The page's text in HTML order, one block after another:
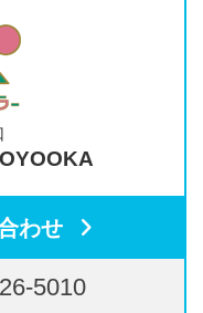
わせ
5010